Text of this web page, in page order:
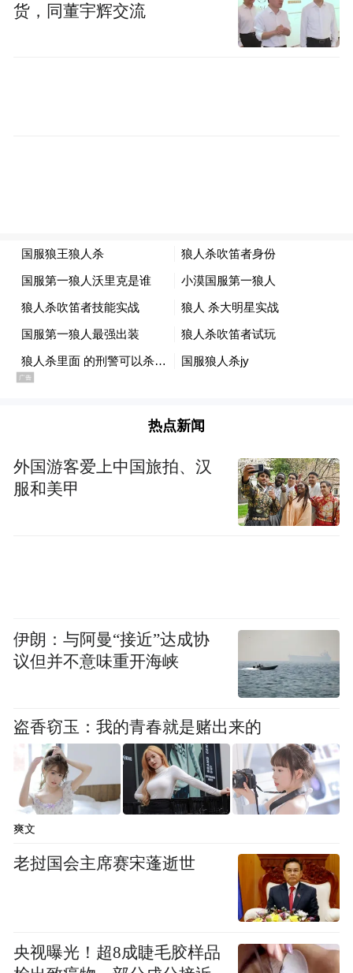
频)为凤凰网旗下自媒体平台“大风号”用户上传并发
布，本平台仅提供信息存储空间服务。
Notice: The content above (including the videos,
pictures and audios if any) is uploaded and posted
by the user of Dafeng Hao, which is a social media
platform and merely provides information storage
space services.”
货，同董宇辉交流
热点新闻
外国游客爱上中国旅拍、汉
服和美甲
伊朗：与阿曼“接近”达成协
议但并不意味重开海峡
盗香窃玉：我的青春就是赌出来的
爽文
老挝国会主席赛宋蓬逝世
央视曝光！超8成睫毛胶样品